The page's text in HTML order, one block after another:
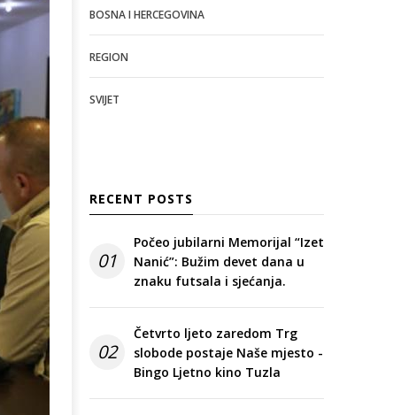
BOSNA I HERCEGOVINA
REGION
SVIJET
RECENT POSTS
01
Počeo jubilarni Memorijal “Izet
Nanić”: Bužim devet dana u
znaku futsala i sjećanja.
02
Četvrto ljeto zaredom Trg
slobode postaje Naše mjesto -
Bingo Ljetno kino Tuzla